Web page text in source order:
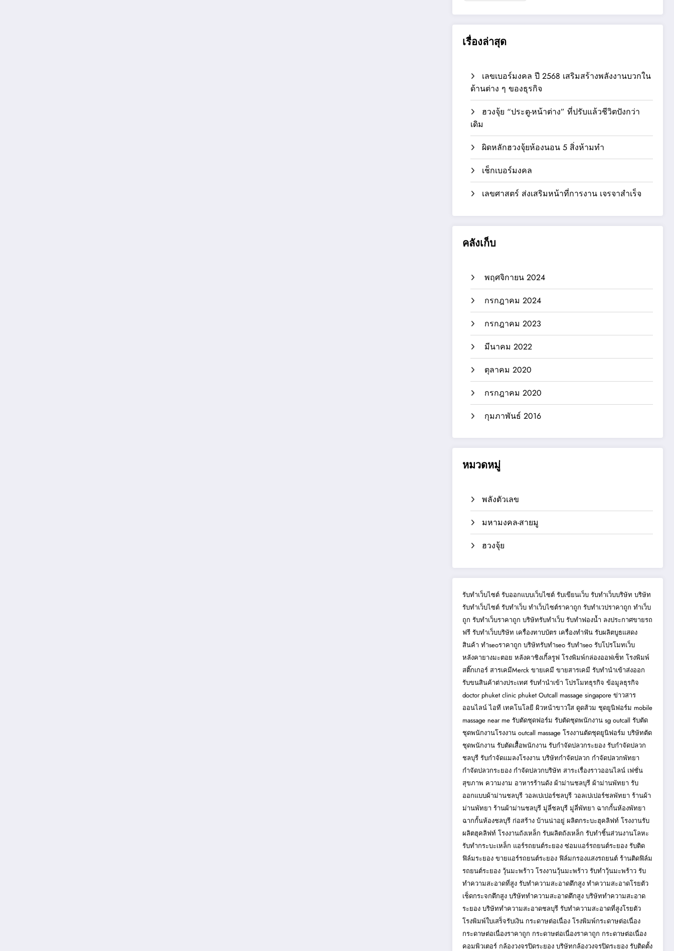
เรื่องล่าสุด
เลขเบอร์มงคล ปี 2568 เสริมสร้างพลังงานบวกใน
ด้านต่าง ๆ ของธุรกิจ
ฮวงจุ้ย “ประตู-หน้าต่าง” ที่ปรับแล้วชีวิตปังกว่า
เดิม
ผิดหลักฮวงจุ้ยห้องนอน 5 สิ่งห้ามทำ
เช็กเบอร์มงคล
เลขศาสตร์ ส่งเสริมหน้าที่การงาน เจรจาสำเร็จ
คลังเก็บ
พฤศจิกายน 2024
กรกฎาคม 2024
กรกฎาคม 2023
มีนาคม 2022
ตุลาคม 2020
กรกฎาคม 2020
กุมภาพันธ์ 2016
หมวดหมู่
พลังตัวเลข
มหามงคล-สายมู
ฮวงจุ้ย
รับทำเว็บไซต์ รับออกแบบเว็บไซต์รับเขียนเว็บ รับทำเว็บบริษัท บริษัท
รับทำเว็บไซต์รับทำเว็บ ทำเว็บไซต์ราคาถูก รับทำเวปราคาถูก ทำเว็บ
ถูก รับทำเว็บราคาถูก บริษัทรับทำเว็บ รับทำฟองน้ำ ลงประกาศขายรถ
ฟรี รับทำเว็บบริษัท เครื่องทาบบัตร เครื่องทำฟัน รับผลิตบูธแสดง
สินค้า ทำseoราคาถูก บริษัทรับทำseo รับทำseo รับโปรโมทเว็บ
หลังคายางมะตอย หลังคาชิงเกิ้ลรูฟ โรงพิมพ์กล่องออฟเซ็ท โรงพิมพ์
สติ๊กเกอร์ สารเคมีMerck ขายเคมี ขายสารเคมี รับทำนำเข้าส่งออก
รับขนสินค้าต่างประเทศ รับทำนำเข้า โปรโมทธุรกิจ ข้อมูลธุรกิจ
doctor phuket clinic phuket Outcall massage singapore ข่าวสาร
ออนไลน์ ไอที เทคโนโลยี ผิวหน้าขาวใส ดูดส้วม ชุดยูนิฟอร์ม mobile
massage near me รับตัดชุดฟอร์ม รับตัดชุดพนักงาน sg outcall รับตัด
ชุดพนักงานโรงงาน outcall massage โรงงานตัดชุดยูนิฟอร์ม บริษัทตัด
ชุดพนักงาน รับตัดเสื้อพนักงาน รับกำจัดปลวกระยอง รับกำจัดปลวก
ชลบุรี รับกำจัดแมลงโรงงาน บริษัทกำจัดปลวก กำจัดปลวกพัทยา
กำจัดปลวกระยอง กำจัดปลวกบริษัท สาระเรื่องราวออนไลน์ เฟชั่น
สุขภาพ ความงาม อาหารร้านดัง ผ้าม่านชลบุรี ผ้าม่านพัทยา รับ
ออกแบบผ้าม่านชลบุรี วอลเปเปอร์ชลบุรี วอลเปเปอร์ชลพัทยา ร้านผ้า
ม่านพัทยา ร้านผ้าม่านชลบุรี มู่ลี่ชลบุรี มู่ลี่พัทยา ฉากกั้นห้องพัทยา
ฉากกั้นห้องชลบุรี ก่อสร้าง บ้านน่าอยู่ ผลิตกระบะฮุคลิฟท์ โรงงานรับ
ผลิตฮุคลิฟท์ โรงงานถังเหล็ก รับผลิตถังเหล็ก รับทำชิ้นส่วนงานโลหะ
รับทำกระบะเหล็ก แอร์รถยนต์ระยอง ซ่อมแอร์รถยนต์ระยอง รับติด
ฟิล์มระยอง ขายแอร์รถยนต์ระยอง ฟิล์มกรองแสงรถยนต์ ร้านติดฟิล์ม
รถยนต์ระยอง วุ้นมะพร้าว โรงงานวุ้นมะพร้าว รับทำวุ้นมะพร้าว รับ
ทำความสะอาดที่สูง รับทำความสะอาดตึกสูง ทำความสะอาดโรยตัว
เช็ดกระจกตึกสูง บริษัททำความสะอาดตึกสูง บริษัททำความสะอาด
ระยอง บริษัททำความสะอาดชลบุรี รับทำความสะอาดที่สูงโรยตัว
โรงพิมพ์ใบเสร็จรับเงิน กระดาษต่อเนื่อง โรงพิมพ์กระดาษต่อเนื่อง
กระดาษต่อเนื่องราคาถูก กระดาษต่อเนื่องราคาถูก กระดาษต่อเนื่อง
คอมพิวเตอร์ กล้องวงจรปิดระยอง บริษัทกล้องวงจรปิดระยอง รับติดตั้ง